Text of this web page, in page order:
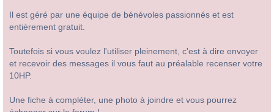
Il est géré par une équipe de bénévoles passionnés et est
entièrement gratuit.
Toutefois si vous voulez l'utiliser pleinement, c'est à dire envoyer
et recevoir des messages il vous faut au préalable recenser votre
10HP.
Une fiche à compléter, une photo à joindre et vous pourrez